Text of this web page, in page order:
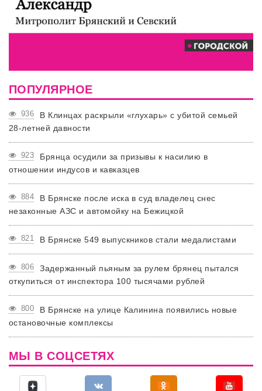
ПОПУЛЯРНОЕ
936
В Клинцах раскрыли «глухарь» с убитой семьей
28-летней давности
923
Брянца осудили за призывы к насилию в
отношении индусов и кавказцев
884
В Брянске после иска в суд владелец снес
незаконные АЗС и автомойку на Бежицкой
821 В Брянске 549 выпускников стали медалистами
806
Задержанный пьяным за рулем брянец пытался
откупиться от инспектора 100 тысячами рублей
800
В Брянске на улице Калинина появились новые
остановочные комплексы
МЫ В СОЦСЕТЯХ